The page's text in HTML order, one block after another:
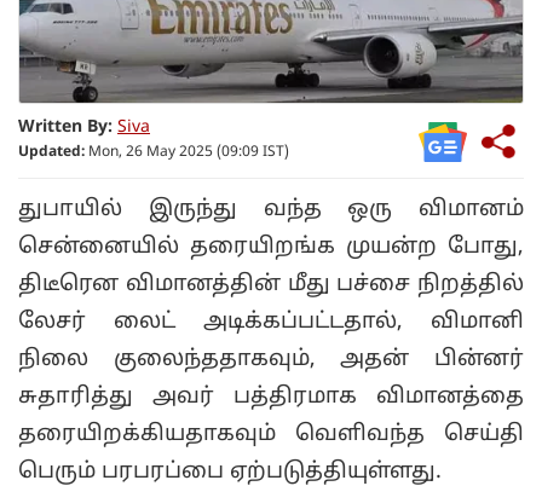
Written By: Siva
Updated: Mon, 26 May 2025 (09:09 IST)
துபாயில் இருந்து வந்த ஒரு விமானம்
சென்னையில் தரையிறங்க முயன்ற போது,
திடீரென விமானத்தின் மீது பச்சை நிறத்தில்
லேசர் லைட் அடிக்கப்பட்டதால், விமானி
நிலை குலைந்ததாகவும், அதன் பின்னர்
சுதாரித்து அவர் பத்திரமாக விமானத்தை
தரையிறக்கியதாகவும் வெளிவந்த செய்தி
பெரும் பரபரப்பை ஏற்படுத்தியுள்ளது.